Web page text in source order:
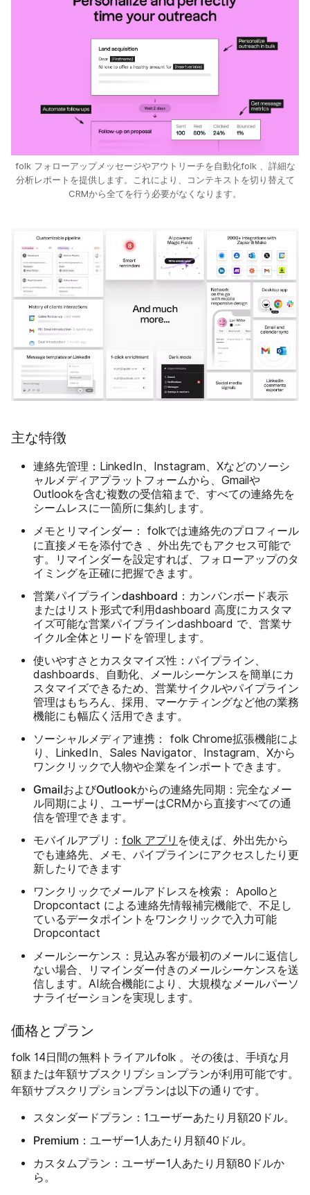
folk フォローアップメッセージやアウトリーチを自動化folk 、詳細な
分析レポートを提供します。これにより、コンテキストを切り替えて
CRMから全てを行う必要がなくなります。
主な特徴
連絡先管理： LinkedIn、Instagram、Xなどのソーシ
ャルメディアプラットフォームから、Gmailや
Outlookを含む複数の受信箱まで、すべての連絡先を
シームレスに一箇所に集約します。
メモとリマインダー： folkでは連絡先のプロフィール
に直接メモを添付でき 、外出先でもアクセス可能で
す。リマインダーを設定すれば、フォローアップのタ
イミングを正確に把握できます。
営業パイプラインdashboard： カンバンボード表示
またはリスト形式で利用dashboard 高度にカスタマ
イズ可能な営業パイプラインdashboard で、営業サ
イクル全体とリードを管理します。
使いやすさとカスタマイズ性： パイプライン、
dashboards、自動化、メールシーケンスを簡単にカ
スタマイズできるため、営業サイクルやパイプライン
管理はもちろん、採用、マーケティングなど他の業務
機能にも幅広く活用できます。
ソーシャルメディア連携：
folk Chrome拡張機能によ
り、LinkedIn、Sales Navigator、Instagram、Xから
ワンクリックで人物や企業をインポートできます。
GmailおよびOutlookからの連絡先同期： 完全なメー
ル同期により、ユーザーはCRMから直接すべての通
信を管理できます。
モバイルアプリ： folk アプリ を使えば、外出先から
でも連絡先、メモ、パイプラインにアクセスしたり更
新したりできます
ワンクリックでメールアドレスを検索：
Apolloと
Dropcontact による連絡先情報補完機能で、不足し
ているデータポイントをワンクリックで入力可能
Dropcontact
メールシーケンス： 見込み客が最初のメールに返信し
ない場合、リマインダー付きのメールシーケンスを送
信します。AI統合機能により、大規模なメールパーソ
ナライゼーションを実現します。
価格とプラン
folk 14日間の無料トライアルfolk 。その後は、手頃な月
額または年額サブスクリプションプランが利用可能です。
年額サブスクリプションプランは以下の通りです。
スタンダードプラン： 1ユーザーあたり月額20ドル。
Premium： ユーザー1人あたり月額40ドル。
カスタムプラン： ユーザー1人あたり月額80ドルか
ら。